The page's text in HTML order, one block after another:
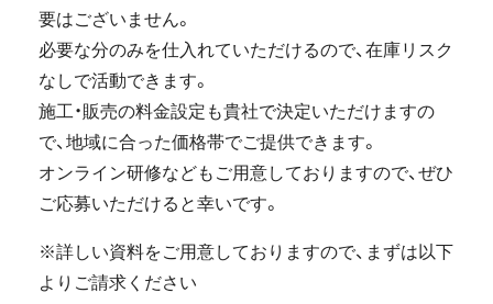
要はございません。
必要な分のみを仕入れていただけるので、在庫リスク
なしで活動できます。
施工・販売の料金設定も貴社で決定いただけますの
で、地域に合った価格帯でご提供できます。
オンライン研修などもご用意しておりますので、ぜひ
ご応募いただけると幸いです。
※詳しい資料をご用意しておりますので、まずは以下
よりご請求ください